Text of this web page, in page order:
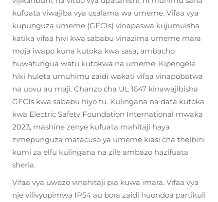
kufuata viwajiba vya usalama wa umeme. Vifaa vya
kupunguza umeme (GFCIs) vinapaswa kujumuisha
katika vifaa hivi kwa sababu vinazima umeme mara
moja iwapo kuna kutoka kwa sasa, ambacho
huwafungua watu kutokwa na umeme. Kipengele
hiki huleta umuhimu zaidi wakati vifaa vinapobatwa
na uovu au maji. Chanzo cha UL 1647 kinawajibisha
GFCIs kwa sababu hiyo tu. Kulingana na data kutoka
kwa Electric Safety Foundation International mwaka
2023, mashine zenye kufuata mahitaji haya
zimepunguza matacuso ya umeme kiasi cha thelbini
kumi za elfu kulingana na zile ambazo hazifuata
sheria.
Vifaa vya uwezo vinahitaji pia kuwa imara. Vifaa vya
nje vilivyopimwa IP54 au bora zaidi huondoa partikuli